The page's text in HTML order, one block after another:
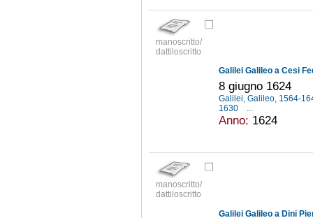
manoscritto/
dattiloscritto
Galilei Galileo a Cesi
8 giugno 1624
Galilei, Galileo, 1564-
1630
...
Anno: 1624
manoscritto/
dattiloscritto
Galilei Galileo a Dini